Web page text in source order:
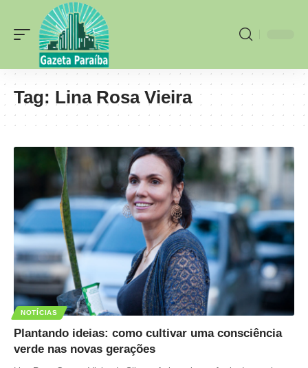
Tag: Lina Rosa Vieira
NOTÍCIAS
Plantando ideias: como cultivar uma consciência
verde nas novas gerações